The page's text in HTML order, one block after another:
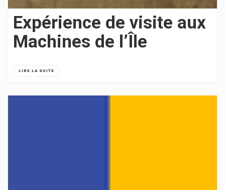
Expérience de visite aux
Machines de l’Île
LIRE LA SUITE